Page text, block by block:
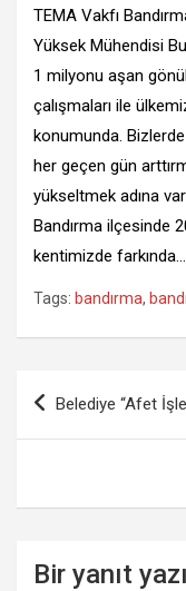
TEMA Vakfı
Yüksek Mühendisi
1 milyonu aşan
çalışmaları ile
konumunda. Bizlerde
her geçen gün
yükseltmek adına
Bandırma ilçesinde
kentimizde farkında…
Tags: bandırma,
Yazı
gezinmesi
Belediye “Afet
Bir yanıt